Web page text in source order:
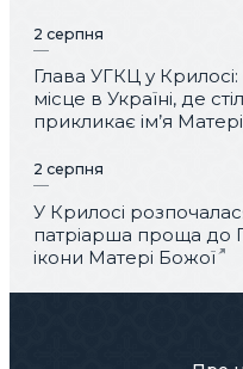
2 серпня
Глава УГКЦ у
місце в Україні, де
прикликає ім’я
2 серпня
У Крилосі
патріарша проща до
ікони Матері Божої